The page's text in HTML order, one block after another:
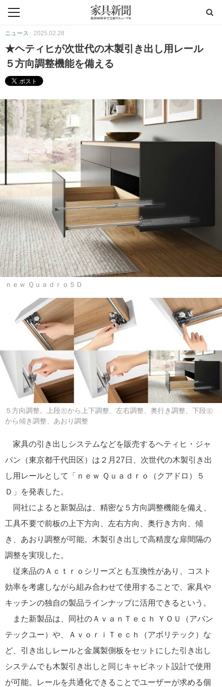
ニュース 2025.02.28
★ヘティヒが次世代の木製引き出し用レール
５方向調整機能を備える
ｎｅｗ Ｑｕａｄｒｏ５Ｄ
５方向調整。上段㊧から上下調整、左右調整、奥行き調整、下段㊧
から傾き調整、あおり調整
家具の引き出しシステムなどを販売するヘティヒ・ジャ
パン（東京都千代田区）は２月27日、次世代の木製引き出
し用レールとして「ｎｅｗ Ｑｕａｄｒｏ（クアドロ）５
Ｄ」を発表した。
同社によると新製品は、精密な５方向調整機能を備え、
工具不要で前板の上下方向、左右方向、奥行き方向、傾
き、あおり調整が可能。木製引き出しで高精度な扉間隔の
調整を実現した。
従来品のＡｃｔｒｏシリーズとも互換性があり、コスト
効率を考慮しながら組み合わせて使用することで、家具や
キッチンの独自の製品ラインナップに活用できるという。
また新製品は、同社のＡｖａｎＴｅｃｈ ＹＯＵ（アバン
テックユー）や、ＡｖｏｒｉＴｅｃｈ（アボリテック）な
ど、引き出しレールと金属製側板をセットにした引き出し
システムでも木製引き出しと同じキャビネット設計で使用
が可能。レールを共通化できることでユーザーが求める個